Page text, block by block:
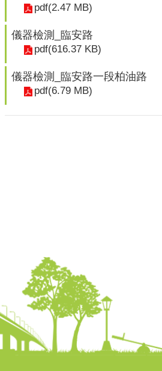
pdf(2.47 MB)
儀器檢測_臨安路
pdf(616.37 KB)
儀器檢測_臨安路一段柏油路
pdf(6.79 MB)